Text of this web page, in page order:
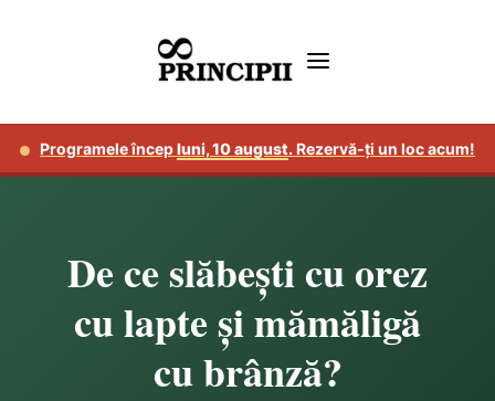
Programele începluni, 10 august. Rezervă-ți un loc acum!
De ce slăbești cu orez
cu lapte și mămăligă
cu brânză?